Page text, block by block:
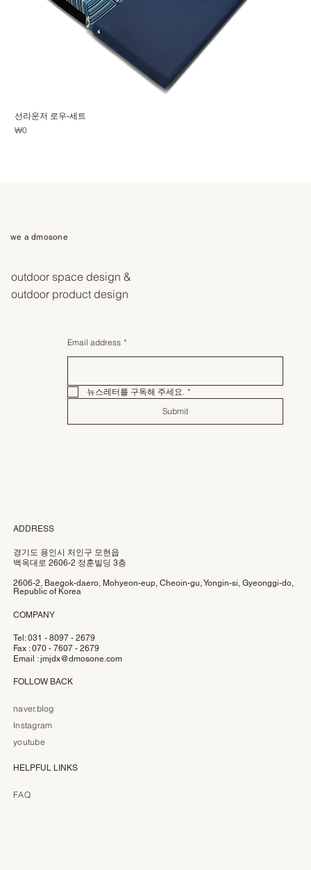
선라운저 로우-세트
価格
₩0
we a dmosone
outdoor space design &
outdoor product design
Email address *
뉴스레터를 구독해 주세요.
*
Submit
ADDRESS
경기도 용인시 처인구 모현읍
백옥대로 2606-2 정훈빌딩 3층
2606-2, Baegok-daero, Mohyeon-eup, Cheoin-gu, Yongin-si, Gyeonggi-do,
Republic of Korea
COMPANY
Tel: 031 - 8097 - 2679
Fax : 070 - 7607 - 2679
Email :jmjdx@dmosone.com
FOLLOW BACK
naver.blog
Instagram
youtube
HELPFUL LINKS
FAQ